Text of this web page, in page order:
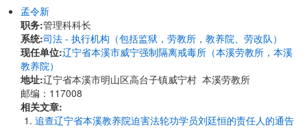
孟令新
职务:管理科科长
系统:司法 - 执行机构（包括监狱，劳教所，教养院、劳改队）
现任单位:辽宁省本溪市威宁强制隔离戒毒所（本溪劳教所，本溪
教养院）
地址:辽宁省本溪市明山区高台子镇威宁村 本溪劳教所
邮编：117008
相关文章:
追查辽宁省本溪教养院迫害法轮功学员刘廷恒的责任人的通告